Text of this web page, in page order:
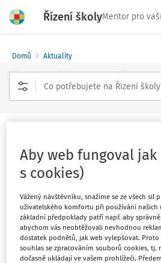
Řízení školyMentor pro
Domů Aktuality
žádají podporu
Vydáno:25. 4. 2018
Zdroj:Novinky.cz
Za posledních 12 let ubylo na
truhlářských oborů, čalouníků je
Nábytkářský průmysl
Aby web fungoval
s cookies)
Vážený návštěvníku, snažíme se ze všech sil
uživatelského komfortu při používání našich
základní předpoklady patří např. aby
abychom vás neobtěžovali nevhodnou
dostatek podnětů, jak web vylepšovat. Proto
souhlas se zpracováním souborů cookies, tj.
dočasně ukládají ve vašem prohlížeči.